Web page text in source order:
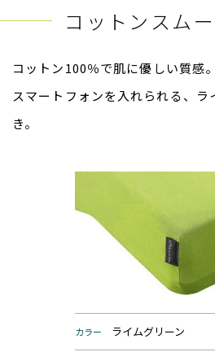
コットンスム
コットン100％で肌に優しい質感。
スマートフォンを入れられる、ラ
き。
カラー ライムグリーン